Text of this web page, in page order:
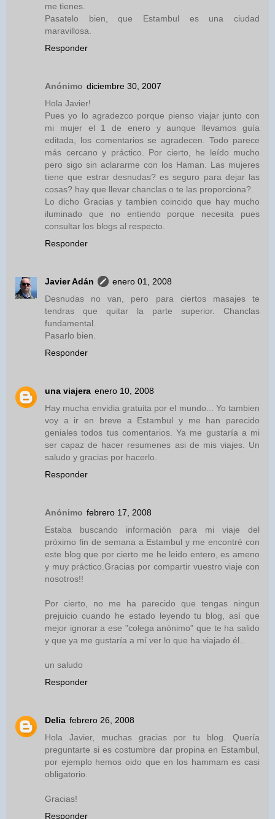
me tienes.
Pasatelo bien, que Estambul es una ciudad
maravillosa.
Responder
Anónimo diciembre 30, 2007
Hola Javier!
Pues yo lo agradezco porque pienso viajar junto con
mi mujer el 1 de enero y aunque llevamos guía
editada, los comentarios se agradecen. Todo parece
más cercano y práctico. Por cierto, he leído mucho
pero sigo sin aclararme con los Haman. Las mujeres
tiene que estrar desnudas? es seguro para dejar las
cosas? hay que llevar chanclas o te las proporciona?.
Lo dicho Gracias y tambien coincido que hay mucho
iluminado que no entiendo porque necesita pues
consultar los blogs al respecto.
Responder
Javier Adán
enero 01, 2008
Desnudas no van, pero para ciertos masajes te
tendras que quitar la parte superior. Chanclas
fundamental.
Pasarlo bien.
Responder
una viajera enero 10, 2008
Hay mucha envidia gratuita por el mundo... Yo tambien
voy a ir en breve a Estambul y me han parecido
geniales todos tus comentarios. Ya me gustaría a mi
ser capaz de hacer resumenes asi de mis viajes. Un
saludo y gracias por hacerlo.
Responder
Anónimo febrero 17, 2008
Estaba buscando información para mi viaje del
próximo fin de semana a Estambul y me encontré con
este blog que por cierto me he leido entero, es ameno
y muy práctico.Gracias por compartir vuestro viaje con
nosotros!!
Por cierto, no me ha parecido que tengas ningun
prejuicio cuando he estado leyendo tu blog, así que
mejor ignorar a ese "colega anónimo" que te ha salido
y que ya me gustaría a mí ver lo que ha viajado él..
un saludo
Responder
Delia febrero 26, 2008
Hola Javier, muchas gracias por tu blog. Quería
preguntarte si es costumbre dar propina en Estambul,
por ejemplo hemos oido que en los hammam es casi
obligatorio.
Gracias!
Responder